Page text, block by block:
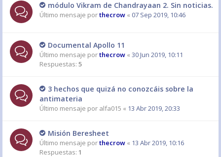
módulo Vikram de Chandrayaan 2. Sin noticias.
Último mensaje porthecrow « 07 Sep 2019, 10:46
Documental Apollo 11
Último mensaje porthecrow « 30 Jun 2019, 10:11
Respuestas: 5
3 hechos que quizá no conozcáis sobre la
antimateria
Último mensaje por alfa015 « 13 Abr 2019, 20:33
Misión Beresheet
Último mensaje porthecrow « 13 Abr 2019, 10:16
Respuestas: 1